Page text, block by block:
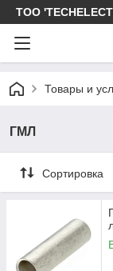
ТОО
Товары и
ГМЛ
Сортировка